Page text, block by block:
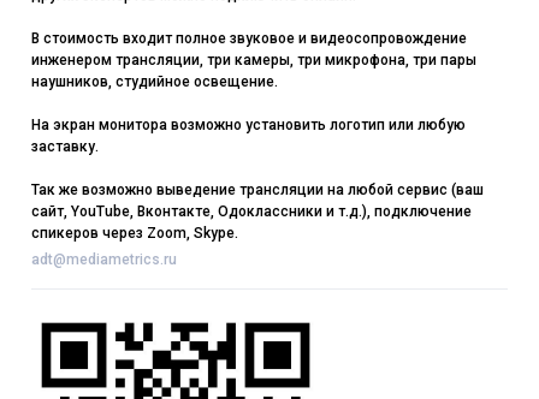
В стоимость входит полное звуковое и видеосопровождение
инженером трансляции, три камеры, три микрофона, три пары
наушников, студийное освещение.
На экран монитора возможно установить логотип или любую
заставку.
Так же возможно выведение трансляции на любой сервис (ваш
сайт, YouTube, Вконтакте, Одоклассники и т.д.), подключение
спикеров через Zoom, Skype.
adt@mediametrics.ru